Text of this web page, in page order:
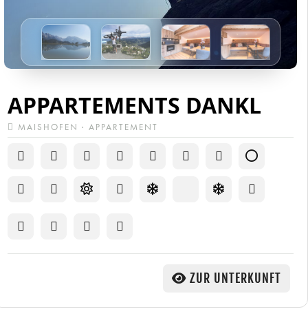
APPARTEMENTS DANKL
MAISHOFEN · APPARTEMENT
ZUR UNTERKUNFT